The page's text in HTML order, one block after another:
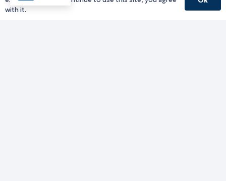
Υπηρεσίες Καβάλας
with it.